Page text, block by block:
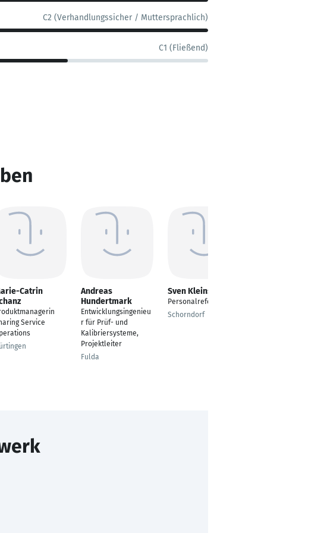
C2 (Verhandlungssicher / Muttersprachlich)
C1 (Fließend)
Catrin
Service
Andreas
Hundertmark
Entwicklungsingenieu
r für Prüf- und
Kalibriersysteme,
Projektleiter
Fulda
Sven Kleinschmidt
Personalreferent
Schorndorf